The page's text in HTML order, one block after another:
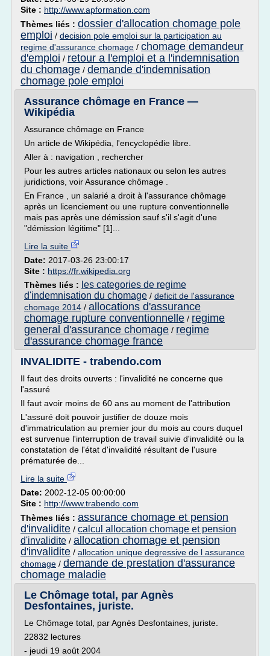
Site : http://www.apformation.com
Thèmes liés : dossier d'allocation chomage pole
emploi / decision pole emploi sur la participation au
regime d'assurance chomage / chomage demandeur
d'emploi / retour a l'emploi et a l'indemnisation
du chomage / demande d'indemnisation
chomage pole emploi
Assurance chômage en France —
Wikipédia
Assurance chômage en France
Un article de Wikipédia, l'encyclopédie libre.
Aller à : navigation , rechercher
Pour les autres articles nationaux ou selon les autres
juridictions, voir Assurance chômage .
En France , un salarié a droit à l'assurance chômage
après un licenciement ou une rupture conventionnelle
mais pas après une démission sauf s'il s'agit d'une
"démission légitime" [1]...
Lire la suite
Date: 2017-03-26 23:00:17
Site : https://fr.wikipedia.org
Thèmes liés : les categories de regime
d'indemnisation du chomage / deficit de l'assurance
chomage 2014 / allocations d'assurance
chomage rupture conventionnelle / regime
general d'assurance chomage / regime
d'assurance chomage france
INVALIDITE - trabendo.com
Il faut des droits ouverts : l'invalidité ne concerne que
l'assuré
Il faut avoir moins de 60 ans au moment de l'attribution
L'assuré doit pouvoir justifier de douze mois
d'immatriculation au premier jour du mois au cours duquel
est survenue l'interruption de travail suivie d'invalidité ou la
constatation de l'état d'invalidité résultant de l'usure
prématurée de...
Lire la suite
Date: 2002-12-05 00:00:00
Site : http://www.trabendo.com
Thèmes liés : assurance chomage et pension
d'invalidite / calcul allocation chomage et pension
d'invalidite / allocation chomage et pension
d'invalidite / allocation unique degressive de l assurance
chomage / demande de prestation d'assurance
chomage maladie
Le Chômage total, par Agnès
Desfontaines, juriste.
Le Chômage total, par Agnès Desfontaines, juriste.
22832 lectures
- jeudi 19 août 2004